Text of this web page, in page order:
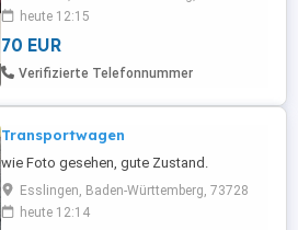
GARANTIE ODER RÜCKNAHME !!
heute 12:15
70 EUR
Verifizierte Telefonnummer
Transportwagen
wie Foto gesehen, gute Zustand.
Esslingen, Baden-Württemberg, 73728
heute 12:14